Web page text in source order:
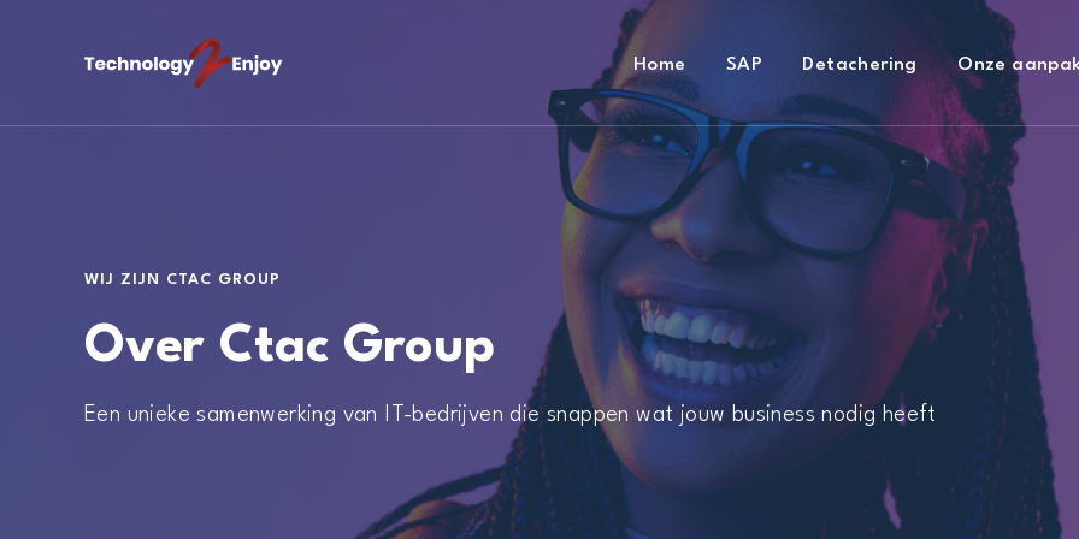
Home SAP Detachering Onze
WIJ ZIJN CTAC GROUP
Over Ctac Group
Een unieke samenwerking van IT-bedrijven die snappen wat jouw business nodig heeft